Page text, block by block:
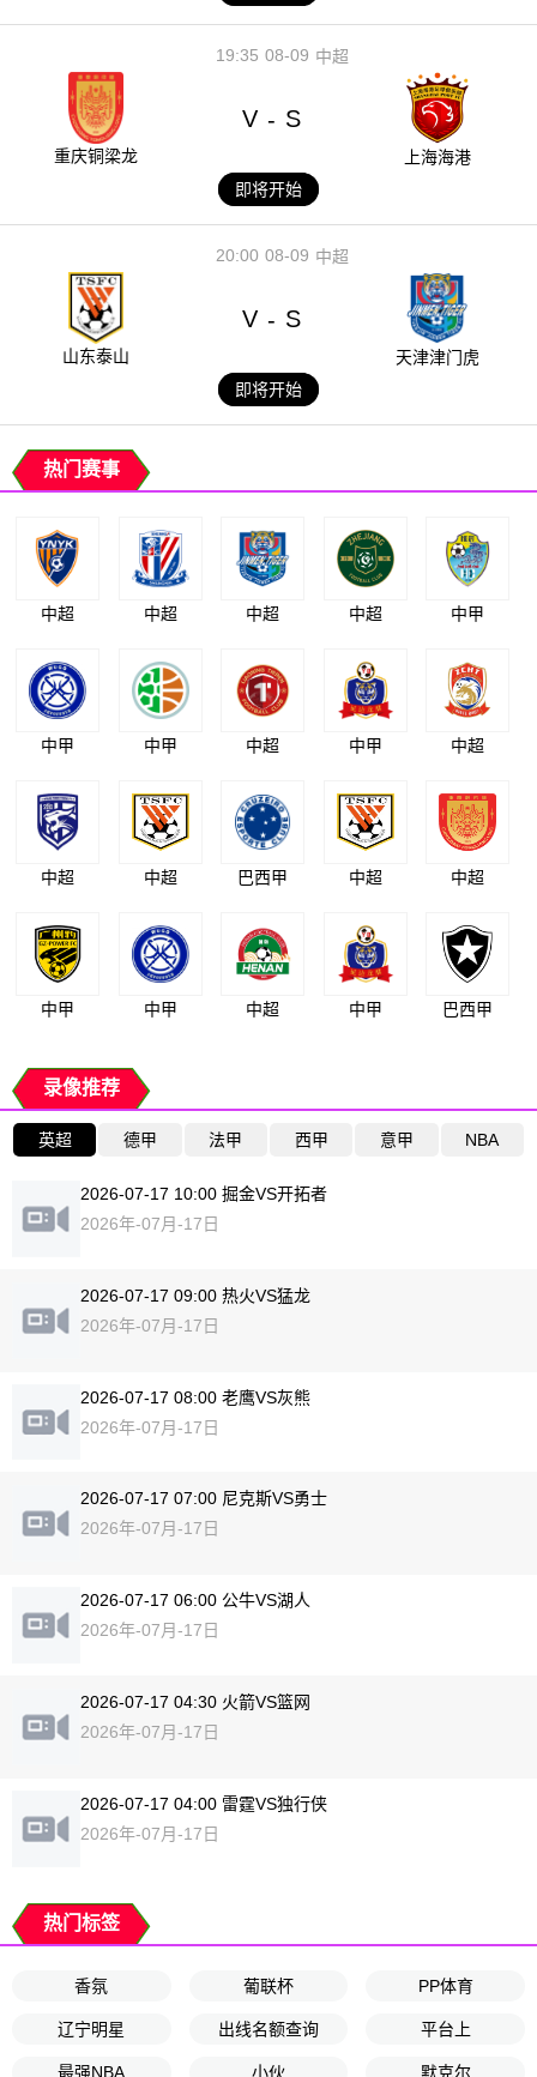
08-09
19:35 中超
重庆铜梁龙
V - S
上海海港
即将开始
08-09
20:00 中超
山东泰山
V - S
天津津门虎
即将开始
热门赛事
中超 中超 中超 中超 中甲
中甲 中甲 中超 中甲 中超
中超 中超 巴西甲 中超 中超
中甲 中甲 中超 中甲 巴西甲
录像推荐
英超 德甲 法甲 西甲 意甲 NBA
2026-07-17 10:00 掘金VS开拓者
2026年-07月-17日
2026-07-17 09:00 热火VS猛龙
2026年-07月-17日
2026-07-17 08:00 老鹰VS灰熊
2026年-07月-17日
2026-07-17 07:00 尼克斯VS勇士
2026年-07月-17日
2026-07-17 06:00 公牛VS湖人
2026年-07月-17日
2026-07-17 04:30 火箭VS篮网
2026年-07月-17日
2026-07-17 04:00 雷霆VS独行侠
2026年-07月-17日
热门标签
香氛 葡联杯 PP体育
辽宁明星 出线名额查询 平台上
最强NBA 小伙 默克尔